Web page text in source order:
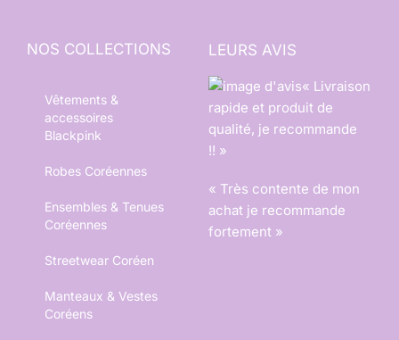
NOS COLLECTIONS
Vêtements &
accessoires
Blackpink
Robes Coréennes
Ensembles & Tenues
Coréennes
Streetwear Coréen
Manteaux & Vestes
Coréens
LEURS AVIS
« Livraison
rapide et produit de
qualité, je recommande
!! »
« Très contente de mon
achat je recommande
fortement »